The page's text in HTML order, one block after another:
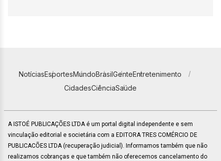
NotíciasEsportesMundoBrasilGenteEntretenimento
CidadesCiênciaSaúde
A ISTOÉ PUBLICAÇÕES LTDA é um portal digital independente e sem
vinculação editorial e societária com a EDITORA TRES COMÉRCIO DE
PUBLICACÕES LTDA (recuperação judicial). Informamos também que não
realizamos cobranças e que também não oferecemos cancelamento do